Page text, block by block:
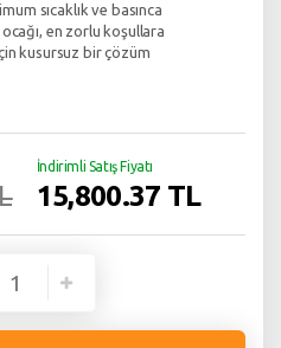
sıcaklık ve basınca
en zorlu koşullara
kusursuz bir çözüm
İndirimli Satış Fiyatı
15,800.37 TL